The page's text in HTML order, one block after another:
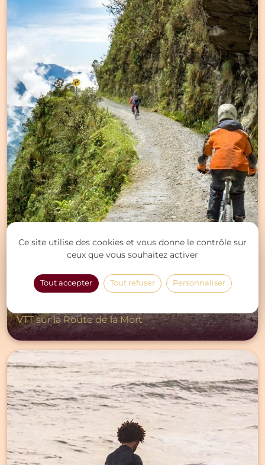
VTT sur la Route de la Mort
Ce site utilise des cookies et vous donne le contrôle sur
ceux que vous souhaitez activer
Tout accepter Tout refuser Personnaliser